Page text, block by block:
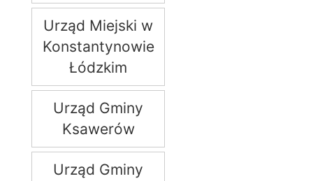
Urząd Miejski w
Konstantynowie
Łódzkim
Urząd Gminy
Ksawerów
Urząd Gminy